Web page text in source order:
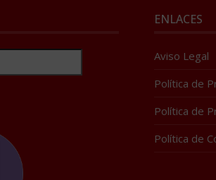
ENLACES
Aviso Legal
Política de
Política de
Política de